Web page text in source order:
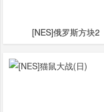
[NES]俄罗斯方块2